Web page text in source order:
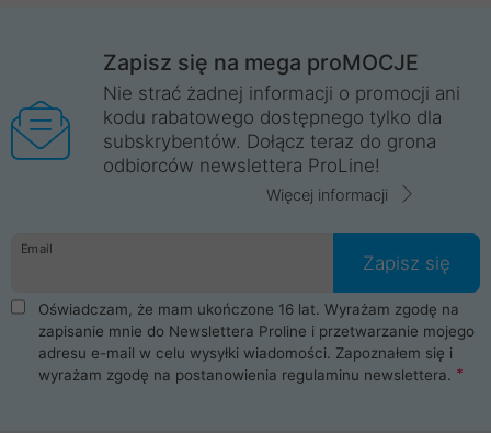
Zapisz się na mega proMOCJE
Nie strać żadnej informacji o promocji ani
kodu rabatowego dostępnego tylko dla
subskrybentów. Dołącz teraz do grona
odbiorców newslettera ProLine!
Więcej informacji
Email
Zapisz się
Oświadczam, że mam ukończone 16 lat. Wyrażam zgodę na
zapisanie mnie do Newslettera Proline i przetwarzanie mojego
adresu e-mail w celu wysyłki wiadomości. Zapoznałem się i
wyrażam zgodę na postanowienia regulaminu newslettera.